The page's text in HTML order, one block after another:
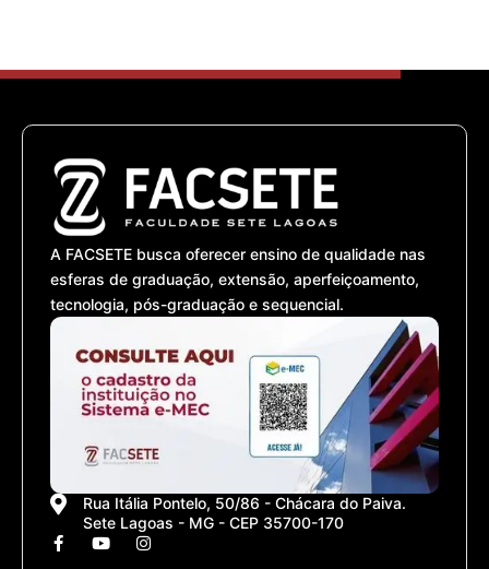
A FACSETE busca oferecer ensino de qualidade nas
esferas de graduação, extensão, aperfeiçoamento,
tecnologia, pós-graduação e sequencial.
Rua Itália Pontelo, 50/86 - Chácara do Paiva.
Sete Lagoas - MG - CEP 35700-170
F
a
Y I
n